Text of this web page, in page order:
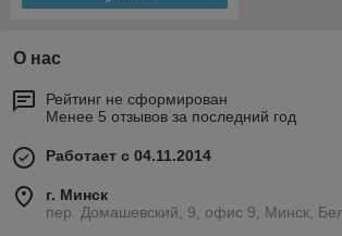
О нас
Рейтинг не сформирован
Менее 5 отзывов за последний год
Работает с 04.11.2014
г. Минск
пер. Домашевский, 9, офис 9, Минск,